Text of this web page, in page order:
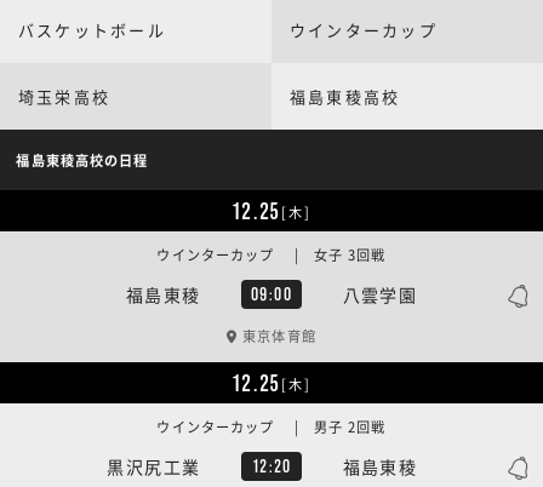
バスケットボール ウインターカップ
埼玉栄高校 福島東稜高校
福島東稜高校の日程
12.25[木]
福島東稜 09:00 八雲学園
ウインターカップ | 女子 3回戦
東京体育館
12.25[木]
黒沢尻工業 12:20 福島東稜
ウインターカップ | 男子 2回戦